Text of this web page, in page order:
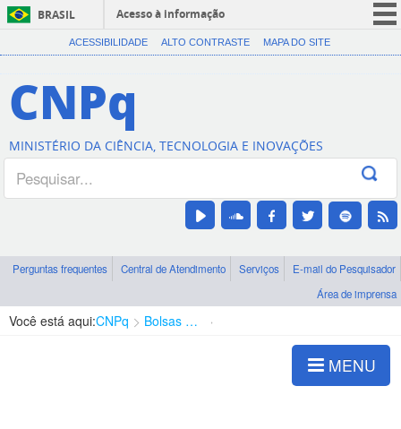
BRASIL
Acesso à informação
CORONAVÍRUS (COVID-19)
Canais
ACESSIBILIDADE ALTO CONTRASTE MAPA DO SITE
CNPq
MINISTÉRIO DA CIÊNCIA, TECNOLOGIA E INOVAÇÕES
Perguntas frequentes Central de Atendimento Serviços
E-mail do Pesquisador
Área de imprensa
Você está aqui:CNPq Bolsas e Auxílios Vigentes
MENU